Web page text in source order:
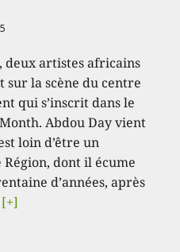
deux artistes africains
sur la scène du centre
qui s’inscrit dans le
Abdou Day vient
loin d’être un
dont il écume
d’années, après
[+]